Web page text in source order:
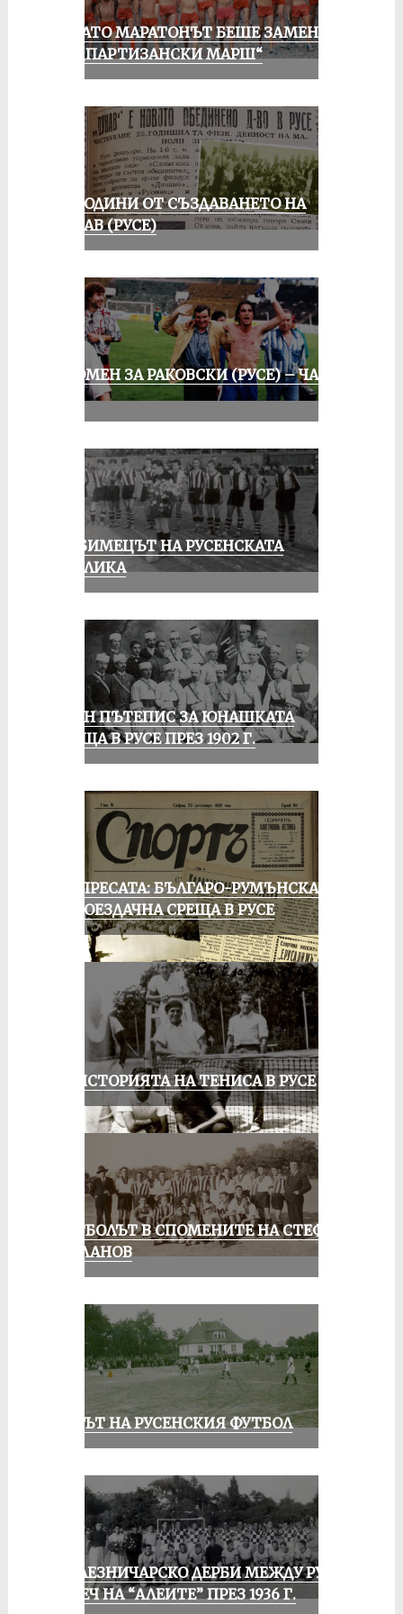
КОГАТО МАРАТОНЪТ БЕШЕ ЗАМЕНЕН
ОТ „ПАРТИЗАНСКИ МАРШ“
70 ГОДИНИ ОТ СЪЗДАВАНЕТО НА
ДУНАВ (РУСЕ)
СПОМЕН ЗА РАКОВСКИ (РУСЕ) – ЧАСТ
ЛЮБИМЕЦЪТ НА РУСЕНСКАТА
ПУБЛИКА
ЕДИН ПЪТЕПИС ЗА ЮНАШКАТА
СРЕЩА В РУСЕ ПРЕЗ 1902 Г.
ОТ ПРЕСАТА: БЪЛГАРО-РУМЪНСКА
КОЛОЕЗДАЧНА СРЕЩА В РУСЕ
ЗА ИСТОРИЯТА НА ТЕНИСА В РУСЕ
ФУТБОЛЪТ В СПОМЕНИТЕ НА СТЕФАН
МИЛАНОВ
ВЕКЪТ НА РУСЕНСКИЯ ФУТБОЛ
ЖЕЛЕЗНИЧАРСКО ДЕРБИ МЕЖДУ РУСЕ
И ПЕЧ НА “АЛЕИТЕ” ПРЕЗ 1936 Г.